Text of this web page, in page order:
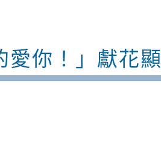
愛你！」獻花